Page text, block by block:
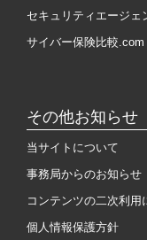
セキュリティエージェ
サイバー保険比較.com
その他お知らせ
当サイトについて
事務局からのお知らせ
コンテンツの二次利用
個人情報保護方針